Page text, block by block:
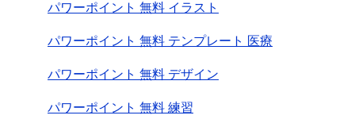
パワーポイント 無料 イラスト
パワーポイント 無料 テンプレート 医療
パワーポイント 無料 デザイン
パワーポイント 無料 練習